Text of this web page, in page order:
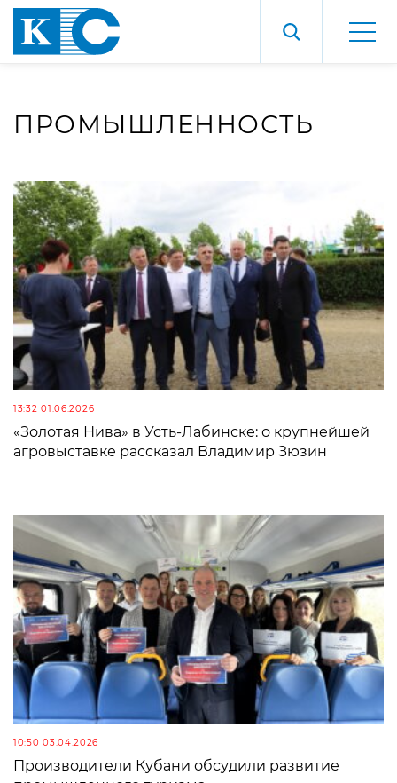
ПРОМЫШЛЕННОСТЬ
13:32 01.06.2026
«Золотая Нива» в Усть-Лабинске: о крупнейшей
агровыставке рассказал Владимир Зюзин
10:50 03.04.2026
Производители Кубани обсудили развитие